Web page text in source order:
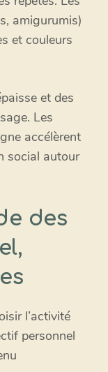
amigurumis)
et couleurs
et des
Les
accélèrent
social autour
des
l’activité
personnel